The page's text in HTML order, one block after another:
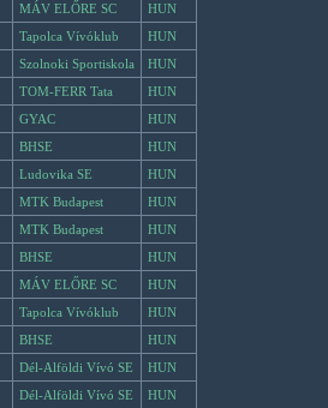
MÁV ELŐRE SC
HUN
Tapolca Vívóklub
HUN
Szolnoki Sportiskola
HUN
TOM-FERR Tata
HUN
GYAC
HUN
BHSE
HUN
Ludovika SE
HUN
MTK Budapest
HUN
MTK Budapest
HUN
BHSE
HUN
MÁV ELŐRE SC
HUN
Tapolca Vívóklub
HUN
BHSE
HUN
Dél-Alföldi Vívó SE
HUN
Dél-Alföldi Vívó SE HUN